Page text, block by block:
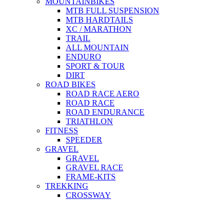
MTB FULL SUSPENSION
MTB HARDTAILS
XC / MARATHON
TRAIL
ALL MOUNTAIN
ENDURO
SPORT & TOUR
DIRT
ROAD BIKES
ROAD RACE AERO
ROAD RACE
ROAD ENDURANCE
TRIATHLON
FITNESS
SPEEDER
GRAVEL
GRAVEL
GRAVEL RACE
FRAME-KITS
TREKKING
CROSSWAY